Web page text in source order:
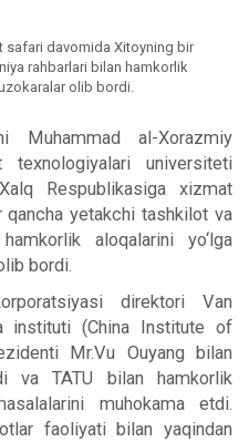
safari davomida Xitoyning bir
rahbarlari bilan hamkorlik
olib bordi.
al-Xorazmiy
texnologiyalari universiteti
Respublikasiga xizmat
yetakchi tashkilot va
aloqalarini yo‘lga
bordi.
direktori Van
instituti (China Institute of
Mr.Vu Ouyang bilan
va TATU bilan hamkorlik
muhokama etdi.
faoliyati bilan yaqindan